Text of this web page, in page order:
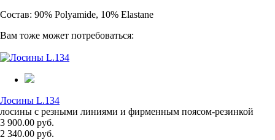
Состав: 90% Polyamide, 10% Elastane
Вам тоже может потребоваться:
Лосины L.134
лосины с резными линиями и фирменным поясом-резинкой
3 900.00 руб.
2 340.00 руб.